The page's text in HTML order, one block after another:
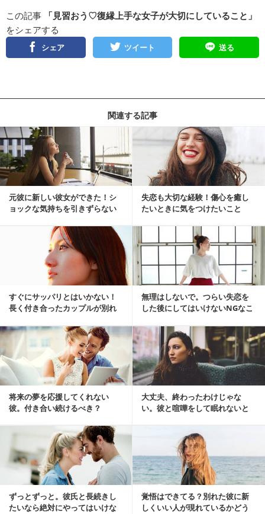
この記事
「見習おう♡復縁上手な女子が大切にしていること」
をシェアする
シェア ツイート 送る
関連する記事
元彼に新しい彼女ができた！シ
ョックな気持ちを引きずらない
失恋も大切な経験！傷心を癒し
たいときに気をつけたいこと
すぐにサッパリとはいかない！
長く付き合ったカップルが別れ
無理はしないで。つらい失恋を
した後にしてはいけないNGなこ
将来の夢を応援してくれない
彼。付き合い続けるべき？
大丈夫、終わったわけじゃな
い。彼と喧嘩をして眠れないと
ずっとずっと。彼氏と長続きし
たいなら絶対にやってはいけな
覚悟はできてる？別れた彼に新
しくいい人が現れているかどう